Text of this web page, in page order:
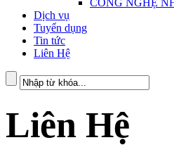
CÔNG NGHỆ
Dịch vụ
Tuyển dụng
Tin tức
Liên Hệ
Liên Hệ